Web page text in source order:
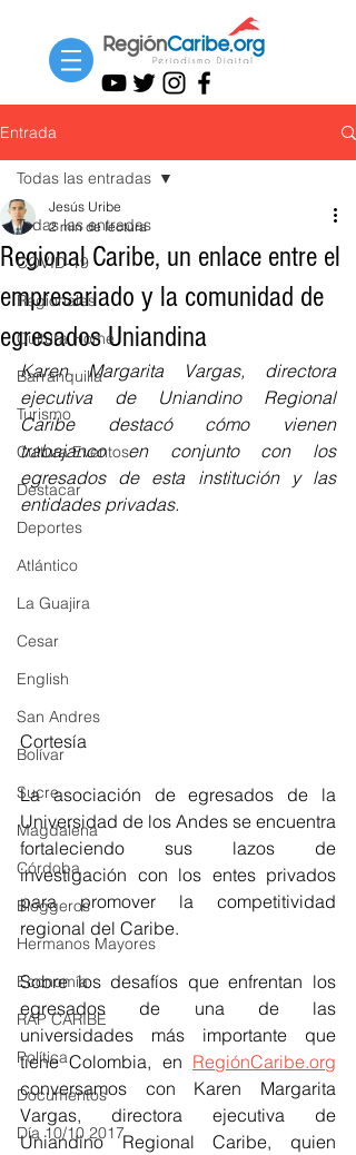
Entrada
Todas las entradas
COVID-19
Regionales
Cultura Home
Barranquilla
Turismo
Cultura Eventos
Destacar
Deportes
Atlántico
La Guajira
Cesar
English
San Andres
Bolívar
Sucre
Magdalena
Córdoba
Bloggeros
Hermanos Mayores
Economía
RAP CARIBE
Política
Documentos
Día 10/10 2017
Todas las entradas
Regional Caribe, un enlace entre el
empresariado y la comunidad de
egresados Uniandina
Jesús Uribe
2 min de lectura
Karen Margarita Vargas, directora
ejecutiva de Uniandino Regional
Caribe destacó cómo vienen
trabajanco en conjunto con los
egresados de esta institución y las
entidades privadas.
Cortesía
La asociación de egresados de la
Universidad de los Andes se encuentra
fortaleciendo sus lazos de
investigación con los entes privados
para promover la competitividad
regional del Caribe.
Sobre los desafíos que enfrentan los
egresados de una de las
universidades más importante que
tiene Colombia, en RegiónCaribe.org
conversamos con Karen Margarita
Vargas, directora ejecutiva de
Uniandino Regional Caribe, quien